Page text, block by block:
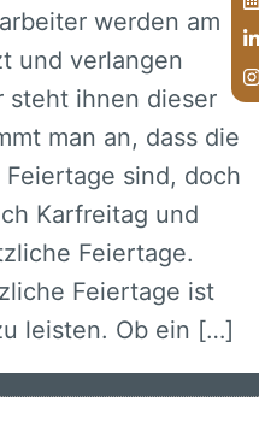
werden am
und verlangen
steht ihnen dieser
man an, dass die
sind, doch
Karfreitag und
Feiertage.
Feiertage ist
leisten. Ob ein […]